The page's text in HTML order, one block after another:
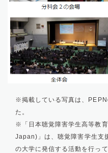
※掲載している写真は、
た。
※「日本聴覚障害学生高等教
Japan)」は、聴覚障害学生支
の大学に発信する活動を行っ